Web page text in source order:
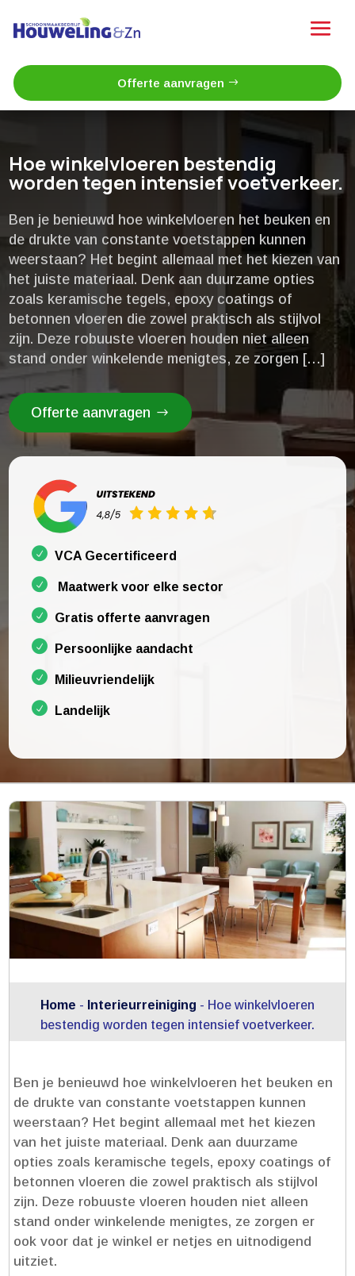
Offerte aanvragen
Hoe winkelvloeren bestendig
worden tegen intensief voetverkeer.​
Ben je benieuwd hoe winkelvloeren het beuken en
de drukte van constante voetstappen kunnen
weerstaan? Het begint allemaal met het kiezen van
het juiste materiaal.​ Denk aan duurzame opties
zoals keramische tegels, epoxy coatings of
betonnen vloeren die zowel praktisch als stijlvol
zijn.​ Deze robuuste vloeren houden niet alleen
stand onder winkelende menigtes, ze zorgen […]
Offerte aanvragen
VCA Gecertificeerd
Maatwerk voor elke sector
Gratis offerte aanvragen
Persoonlijke aandacht
Milieuvriendelijk
Landelijk
Home - Interieurreiniging - Hoe winkelvloeren
bestendig worden tegen intensief voetverkeer.​
Ben je benieuwd hoe winkelvloeren het beuken en
de drukte van constante voetstappen kunnen
weerstaan? Het begint allemaal met het kiezen
van het juiste materiaal.​ Denk aan duurzame
opties zoals keramische tegels, epoxy coatings of
betonnen vloeren die zowel praktisch als stijlvol
zijn.​ Deze robuuste vloeren houden niet alleen
stand onder winkelende menigtes, ze zorgen er
ook voor dat je winkel er netjes en uitnodigend
uitziet.​